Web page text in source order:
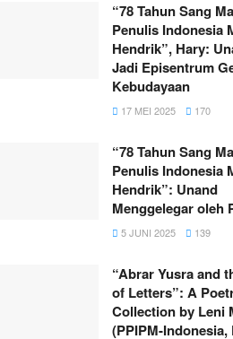
“78 Tahun Sang
Penulis Indonesia
Hendrik”, Hary:
Jadi Episentrum
Kebudayaan
17 MEI 2025 170
“78 Tahun Sang
Penulis Indonesia
Hendrik”: Unand
Menggelegar oleh
5 JUNI 2025 139
“Abrar Yusra and
of Letters”: A
Collection by Leni
(PPIPM-Indonesia,